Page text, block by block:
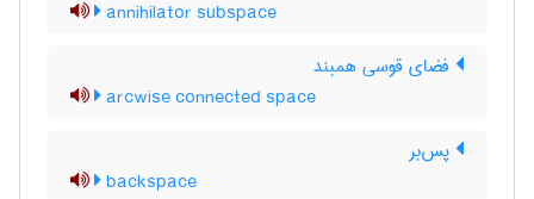
annihilator subspace
فضای قوسی همبند
arcwise connected space
پس‌بر
backspace